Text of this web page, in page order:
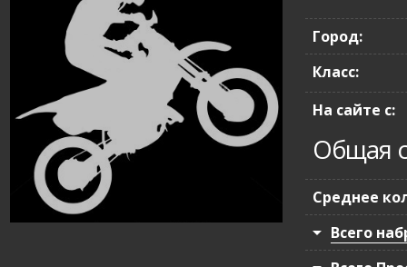
Город:
Класс:
На сайте с:
Общая
Среднее
Всего